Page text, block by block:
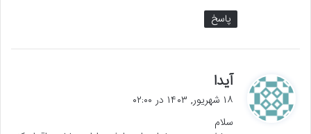
پاسخ
آیدا
ت
۱۸ شهریور, ۱۴۰۳ در ۰۲:۰۰
سلام